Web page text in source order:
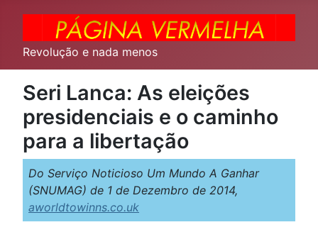
Revolução e nada menos
Seri Lanca: As eleições
presidenciais e o caminho
para a libertação
Do Serviço Noticioso Um Mundo A Ganhar
(SNUMAG) de 1 de Dezembro de 2014,
aworldtowinns.co.uk